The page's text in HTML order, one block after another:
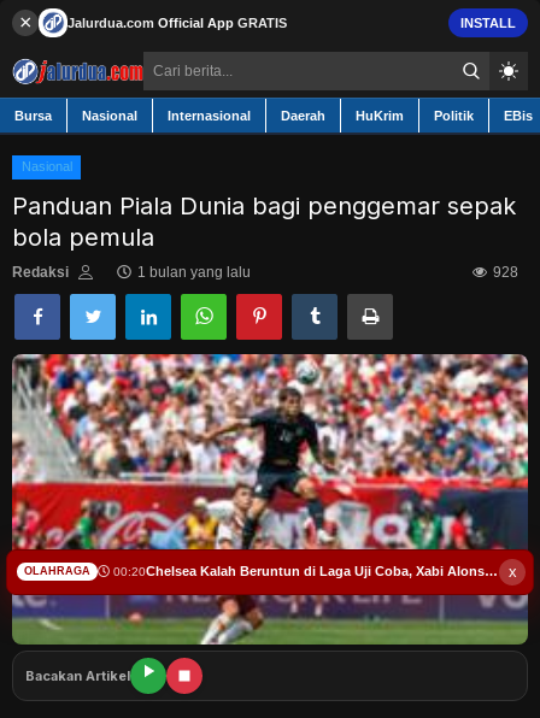
× Jalurdua.com Official App GRATIS INSTALL
Bursa Nasional Internasional Daerah HuKrim Politik EBis
Contact
Bursa
Nasional
Internasional
Daerah
HuKrim
Politik
EBis
Nasional
Panduan Piala Dunia bagi penggemar sepak
bola pemula
Redaksi 1 bulan yang lalu 928
Bacakan Artikel
x
OLAHRAGA 00:20 Chelsea Kalah Beruntun di Laga Uji Coba, Xabi Alonso: Masih Proses